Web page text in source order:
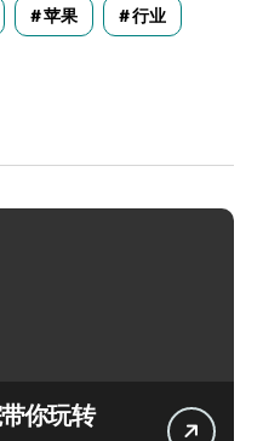
苹果 行业
你玩转